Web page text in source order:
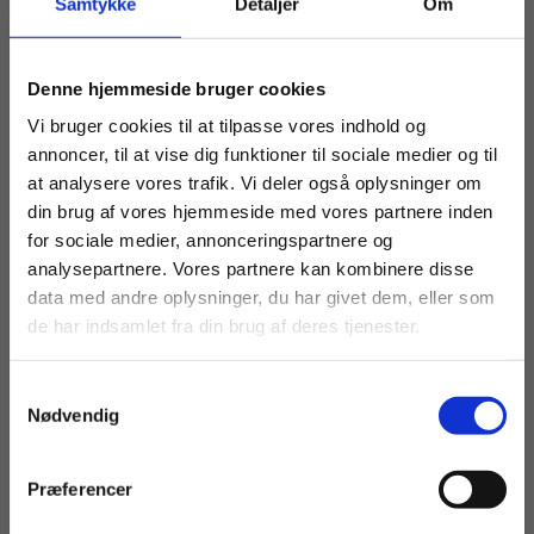
Denne hjemmeside bruger cookies
Vi bruger cookies til at tilpasse vores indhold og
annoncer, til at vise dig funktioner til sociale medier og til
at analysere vores trafik. Vi deler også oplysninger om
din brug af vores hjemmeside med vores partnere inden
for sociale medier, annonceringspartnere og
analysepartnere. Vores partnere kan kombinere disse
data med andre oplysninger, du har givet dem, eller som
de har indsamlet fra din brug af deres tjenester.
Nødvendig
Præferencer
Karen Conrad
Fra
80,00 KR.
Gunnar C. Adriansen
Fra
95,00 KR.
Køb læremidler og find masterclasses mm.
Fortsæt som:
For privatkunder og
studerende. Du får
vist priser inkl.
For institutioner og
virksomheder. Du
får vist priser ekskl.